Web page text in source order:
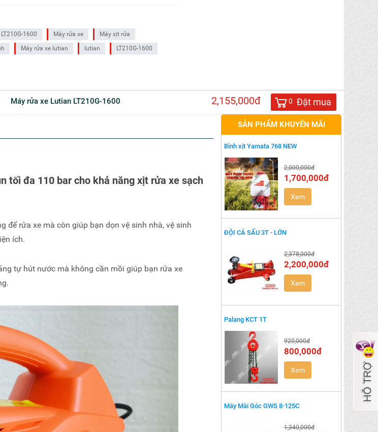
1600 Máy rửa xe
Máy xịt rửa
Máy rửa xe lutian lutian LT210G-1600
Máy rửa xe Lutian LT210G-1600 2,155,000đ 0 Đặt mua
tối đa 110 bar cho khả năng xịt rửa xe sạch
để rửa xe mà còn giúp bạn dọn vệ sinh nhà, vệ sinh
ích.
tự hút nước mà không cần mồi giúp bạn rửa xe
SẢN PHẨM KHUYẾN MÃI
Bình xịt Yamata 768 NEW
2,000,000đ
1,700,000đ
Xem
ĐỘI CÁ SẤU 3T - LỚN
2,378,000đ
2,200,000đ
Xem
Palang KCT 1T
920,000đ
800,000đ
Xem
Máy Mài Góc GWS 8-125C
1,340,000đ